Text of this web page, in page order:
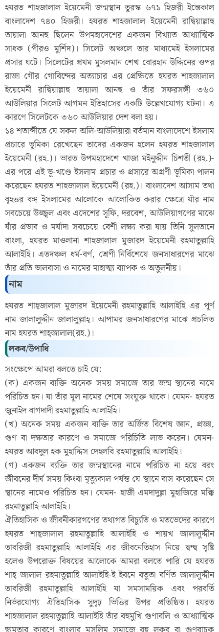
হযরত শাহজালাল ইয়েমেনী জন্মস্থান তুরস্ক ৬৭১ হিজরী ইন্তেকাল
বাংলাদেশ ৭৪০ হিজরী। হযরত শাহজালাল ইয়েমেনী রাদ্বিয়াল্লাহু
তায়ালা আনহু ছিলেন উপমহাদেশের একজন বিখ্যাত আধ্যাত্মিক
সাধক (পীরও মুর্শিদ)। সিলেট অঞ্চলে তার মাধ্যমেই ইসলামের
প্রসার ঘটে। সিলেটের প্রথম মুসলমান শেখ বোরহান উদ্দিনের ওপর
রাজা গৌর গোবিন্দের অত্যাচার এর প্রেক্ষিতে হযরত শাহজালাল
ইয়েমেনী রাদ্বিয়াল্লাহু তায়ালা আনহু ও তাঁর সফরসঙ্গী ৩৬০
আউলিয়ার সিলেট আগমন ইতিহাসের একটি উল্লেখযোগ্য ঘটনা। এ
কারণে সিলেটকে ৩৬০ আউলিয়ার দেশ বলা হয়।
১৪ শতাব্দীতে যে সকল অলি-আউলিয়ারা বর্তমান বাংলাদেশে ইসলাম
প্রচারে ভূমিকা রেখেছেন তাদের একজন হলেন হযরত শাহজালাল
ইয়েমেনী (রহ.)। ভারত উপমহাদেশে খাজা মইনুদ্দীন চিশতী (রহ.)-
এর পরে এই ভূ-খণ্ডে ইসলাম প্রচার ও প্রসারে অগ্রণী ভূমিকা পালন
করেছেন হযরত শাহজালাল ইয়েমেনী (রহ.)। বাংলাদেশ আসাম তথা
বৃহত্তর বঙ্গ ইসলামের আলোকে আলোকিত করার ক্ষেত্রে যাঁর নাম
সবচেয়ে উজ্জ্বল এবং এদেশের সূফি, দরবেশ, আউলিয়াগণের মাঝে
যাঁর প্রভাব ও মর্যাদা সবচেয়ে বেশী লক্ষ্য করা যায় তিনি সুলতানে
বাংলা, হযরত মাওলানা শাহজালাল মুজারদ ইয়েমেনী রহমাতুল্লাহি
আলাইহি। এতদঞ্চল ধর্ম-বর্ণ, শ্রেণী নির্বিশেষে জনসাধারণের মাঝে
তাঁর প্রতি ভালবাসা ও নামের মাহাত্ম্য ব্যাপক ও অতুলনীয়।
নাম
হযরত শাহ্জালাল মুজারদ ইয়েমেনী রহমাতুল্লাহি আলাইহি এর পূর্ণ
নাম জালালুদ্দীন জালালুল্লাহ্। আপামর জনসাধারণের মাঝে প্রচলিত
নাম হযরত শাহ্জালাল(রহ.)।
লকব/উপাধি
সংক্ষেপে আমরা বলতে চাই যে:
(ক) একজন ব্যক্তি অনেক সময় সমাজে তার জন্ম স্থানের নামে
পরিচিত হন। যা তাঁর মূল নামের শেষে সংযুক্ত থাকে। যেমন- হযরত
জুনাইদ বাগদাদী রহমাতুল্লাহি আলাইহি।
(খ) অনেক সময় একজন ব্যক্তি তার অর্জিত বিশেষ জ্ঞান, প্রজ্ঞা,
গুণ বা দক্ষতার কারণে ও সমাজে পরিচিতি লাভ করেন। যেমন-
হযরত আবদুল হক মুহাদ্দিসদেহলবি রহমাতুল্লাহি আলাইহি।
(গ) একজন ব্যক্তি তার জন্মস্থানের নামে পরিচিত না হয়ে বরং
জীবনের দীর্ঘ সময় কিংবা মৃত্যুকাল পর্যন্ত যে স্থানে বাস করেছেন সে
স্থানের নামেও পরিচিত হন। যেমন- হাজী এমদাদুল্লা মুহাজিরে মক্কি
রহমাতুল্লাহি আলাইহি।
ঐতিহাসিক ও জীবনীকারগণের তথ্যগত বিচ্যুতি ও মতভেদের কারণে
হযরত শাহ্জালাল রহমাতুল্লাহি আলাইহি ও শায়খ জালালুদ্দীন
তাবরিজী রহমাতুল্লাহি আলাইহি এর জীবনেতিহাস নিয়ে দ্বন্দ্ব সৃষ্টি
হলেও উপরোক্ত বিষয়ের আলোকে আমরা বলতে পারি যে হযরত
শাহ্ জালাল রহমাতুল্লাহি আলাইহি-ই ইবনে বতুতা বর্ণিত জালালুদ্দীন
তাবরিজী রহমাতুল্লাহি আলাইহি যা সমসাময়িক এবং পরবর্তি
নির্ভরযোগ্য ঐতিহাসিক সুদৃঢ় ভিত্তির উপর প্রতিষ্ঠিত। হযরত
শাহজালাল রহমাতুল্লাহি আলাইহি তাঁর বহুমুখি গুণাবলি ও আধ্যাত্মিক